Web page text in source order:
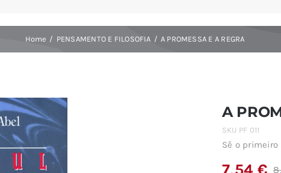
Home PENSAMENTO E FILOSOFIA A PROMESSA E A REGRA
A
SKU PF 011
Sê o primeiro